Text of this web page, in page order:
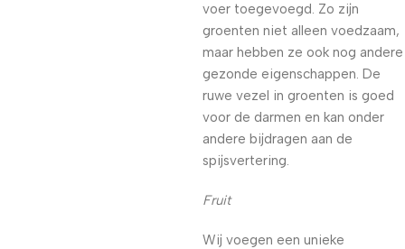
voer toegevoegd. Zo zijn
groenten niet alleen voedzaam,
maar hebben ze ook nog andere
gezonde eigenschappen. De
ruwe vezel in groenten is goed
voor de darmen en kan onder
andere bijdragen aan de
spijsvertering.
Fruit
Wij voegen een unieke